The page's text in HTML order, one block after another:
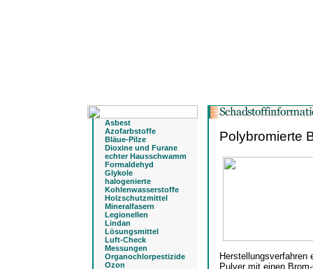
Asbest
Azofarbstoffe
Bläue-Pilze
Dioxine und Furane
echter Hausschwamm
Formaldehyd
Glykole
halogenierte
Kohlenwasserstoffe
Holzschutzmittel
Mineralfasern
Legionellen
Lindan
Lösungsmittel
Luft-Check
Messungen
Organochlorpestizide
Ozon
Polybromierte
Pulver mit einen